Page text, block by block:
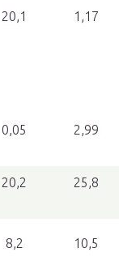
20,1 1,17
0,05 2,99
20,2 25,8
8,2 10,5